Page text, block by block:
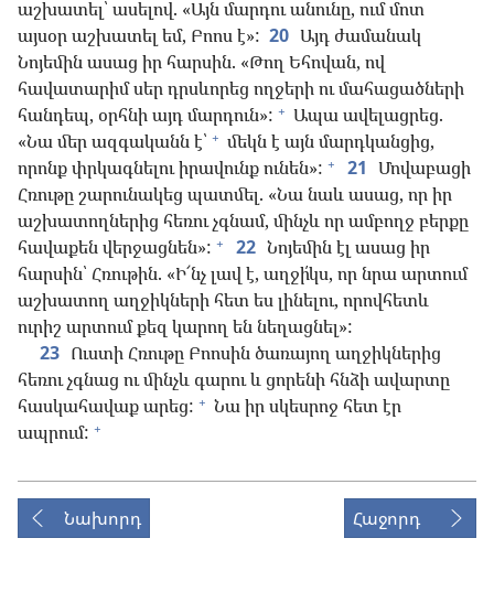
աշխատել՝ ասելով. «Այն մարդու անունը, ում մոտ
այսօր աշխատել եմ, Բոոս է»: 20 Այդ ժամանակ
Նոյեմին ասաց իր հարսին. «Թող Եհովան, ով
հավատարիմ սեր դրսևորեց ողջերի ու մահացածների
հանդեպ, օրհնի այդ մարդուն»: + Ապա ավելացրեց.
«Նա մեր ազգականն է՝ + մեկն է այն մարդկանցից,
որոնք փրկագնելու իրավունք ունեն»: + 21 Մովաբացի
Հռութը շարունակեց պատմել. «Նա նաև ասաց, որ իր
աշխատողներից հեռու չգնամ, մինչև որ ամբողջ բերքը
հավաքեն վերջացնեն»: + 22 Նոյեմին էլ ասաց իր
հարսին՝ Հռութին. «Ի՜նչ լավ է, աղջի՛կս, որ նրա արտում
աշխատող աղջիկների հետ ես լինելու, որովհետև
ուրիշ արտում քեզ կարող են նեղացնել»:
23 Ուստի Հռութը Բոոսին ծառայող աղջիկներից
հեռու չգնաց ու մինչև գարու և ցորենի հնձի ավարտը
հասկահավաք արեց: + Նա իր սկեսրոջ հետ էր
ապրում: +
Նախորդ Հաջորդ